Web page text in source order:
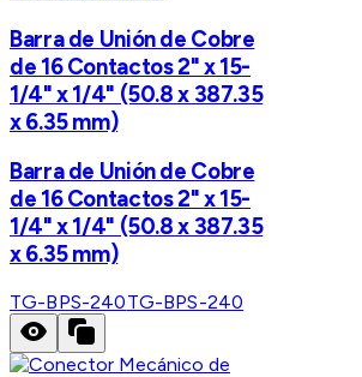
Barra de Unión de Cobre
de 16 Contactos 2" x 15-
1/4" x 1/4" (50.8 x 387.35
x 6.35 mm)
Barra de Unión de Cobre
de 16 Contactos 2" x 15-
1/4" x 1/4" (50.8 x 387.35
x 6.35 mm)
TG-BPS-240TG-BPS-240